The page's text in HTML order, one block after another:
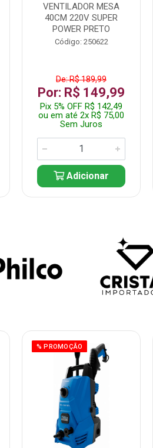
VENTILADOR MESA
40CM 220V SUPER
POWER PRETO
Código: 250622
De: R$ 189,99
Por: R$ 149,99
Pix 5% OFF R$ 142,49
ou em até 2x R$ 75,00
Sem Juros
Adicionar
% PROMOÇÃO